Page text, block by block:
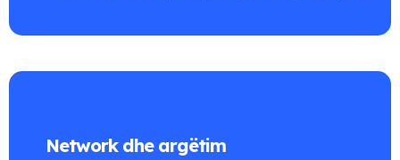
Network dhe argëtim